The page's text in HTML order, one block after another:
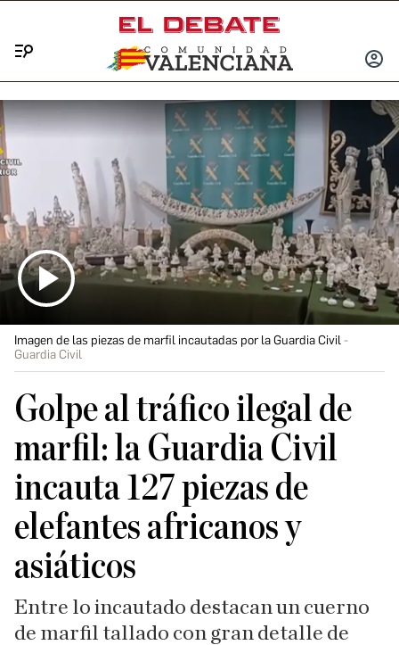
INICIAR
Imagen de las piezas de marfil incautadas por la Guardia Civil
Guardia Civil
Golpe al tráfico ilegal de
marfil: la Guardia Civil
incauta 127 piezas de
elefantes africanos y
asiáticos
Entre lo incautado destacan un cuerno
de marfil tallado con gran detalle de